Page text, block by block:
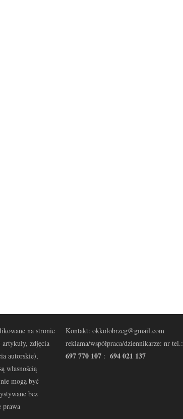
na stronie
zdjęcia
autorskie),
własnością
mogą być
bez
prawa
Kontakt: okkolobrzeg@gmail.com
reklama/współpraca/dziennikarze: nr tel.:
697 770 107 : 694 021 137